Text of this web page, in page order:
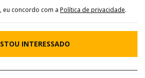
eu concordo com a Política de privacidade.
INTERESSADO